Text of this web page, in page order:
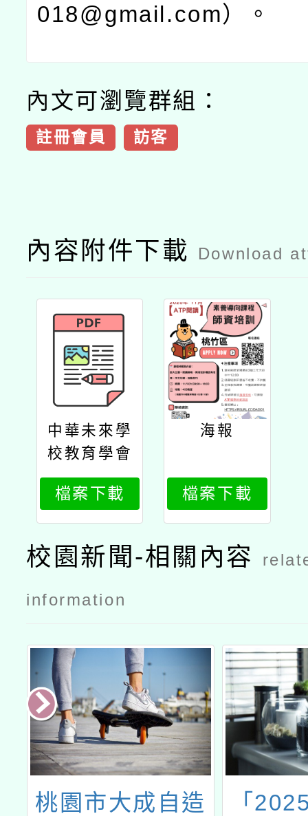
018@gmail.com）。
內文可瀏覽群組：
註冊會員 訪客
內容附件下載 Download
中華未來學
校教育學會
辦理「國際
atp素養導
向閱讀教師
研習工作
坊」公文
檔案下載
海報
檔案下載
校園新聞-相關內容
information
桃園市大成自造
「